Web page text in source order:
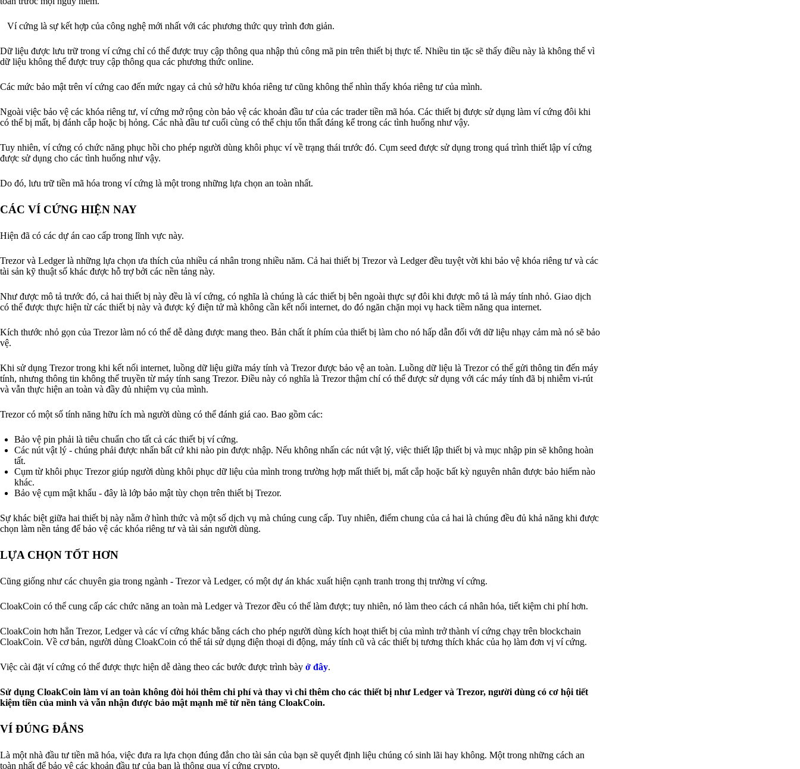
Ví cứng là sự kết hợp của công nghệ mới nhất với các phương thức quy trình đơn giản.
Dữ liệu được lưu trữ trong ví cứng chỉ có thể được truy cập thông qua nhập thủ công mã pin trên thiết bị thực tế. Nhiều tin tặc sẽ thấy điều này là không thể vì
dữ liệu không thể được truy cập thông qua các phương thức online.
Các mức bảo mật trên ví cứng cao đến mức ngay cả chủ sở hữu khóa riêng tư cũng không thể nhìn thấy khóa riêng tư của mình.
Ngoài việc bảo vệ các khóa riêng tư, ví cứng mở rộng còn bảo vệ các khoản đầu tư của các trader tiền mã hóa. Các thiết bị được sử dụng làm ví cứng đôi khi
có thể bị mất, bị đánh cắp hoặc bị hỏng. Các nhà đầu tư cuối cùng có thể chịu tổn thất đáng kể trong các tình huống như vậy.
Tuy nhiên, ví cứng có chức năng phục hồi cho phép người dùng khôi phục ví về trạng thái trước đó. Cụm seed được sử dụng trong quá trình thiết lập ví cứng
được sử dụng cho các tình huống như vậy.
Do đó, lưu trữ tiền mã hóa trong ví cứng là một trong những lựa chọn an toàn nhất.
CÁC VÍ CỨNG HIỆN NAY
Hiện đã có các dự án cao cấp trong lĩnh vực này.
Trezor và Ledger là những lựa chọn ưa thích của nhiều cá nhân trong nhiều năm. Cả hai thiết bị Trezor và Ledger đều tuyệt vời khi bảo vệ khóa riêng tư và các
tài sản kỹ thuật số khác được hỗ trợ bởi các nền tảng này.
Như được mô tả trước đó, cả hai thiết bị này đều là ví cứng, có nghĩa là chúng là các thiết bị bên ngoài thực sự đôi khi được mô tả là máy tính nhỏ. Giao dịch
có thể được thực hiện từ các thiết bị này và được ký điện tử mà không cần kết nối internet, do đó ngăn chặn mọi vụ hack tiềm năng qua internet.
Kích thước nhỏ gọn của Trezor làm nó có thể dễ dàng được mang theo. Bản chất ít phím của thiết bị làm cho nó hấp dẫn đối với dữ liệu nhạy cảm mà nó sẽ bảo
vệ.
Khi sử dụng Trezor trong khi kết nối internet, luồng dữ liệu giữa máy tính và Trezor được bảo vệ an toàn. Luồng dữ liệu là Trezor có thể gửi thông tin đến máy
tính, nhưng thông tin không thể truyền từ máy tính sang Trezor. Điều này có nghĩa là Trezor thậm chí có thể được sử dụng với các máy tính đã bị nhiễm vi-rút
và vẫn thực hiện an toàn và đầy đủ nhiệm vụ của mình.
Trezor có một số tính năng hữu ích mà người dùng có thể đánh giá cao. Bao gồm các:
Bảo vệ pin phải là tiêu chuẩn cho tất cả các thiết bị ví cứng.
Các nút vật lý - chúng phải được nhấn bất cứ khi nào pin được nhập. Nếu không nhấn các nút vật lý, việc thiết lập thiết bị và mục nhập pin sẽ không hoàn
tất.
Cụm từ khôi phục Trezor giúp người dùng khôi phục dữ liệu của mình trong trường hợp mất thiết bị, mất cắp hoặc bất kỳ nguyên nhân được bảo hiểm nào
khác.
Bảo vệ cụm mật khẩu - đây là lớp bảo mật tùy chọn trên thiết bị Trezor.
Sự khác biệt giữa hai thiết bị này nằm ở hình thức và một số dịch vụ mà chúng cung cấp. Tuy nhiên, điểm chung của cả hai là chúng đều đủ khả năng khi được
chọn làm nền tảng để bảo vệ các khóa riêng tư và tài sản người dùng.
LỰA CHỌN TỐT HƠN
Cũng giống như các chuyên gia trong ngành - Trezor và Ledger, có một dự án khác xuất hiện cạnh tranh trong thị trường ví cứng.
CloakCoin có thể cung cấp các chức năng an toàn mà Ledger và Trezor đều có thể làm được; tuy nhiên, nó làm theo cách cá nhân hóa, tiết kiệm chi phí hơn.
CloakCoin hơn hẳn Trezor, Ledger và các ví cứng khác bằng cách cho phép người dùng kích hoạt thiết bị của mình trở thành ví cứng chạy trên blockchain
CloakCoin. Về cơ bản, người dùng CloakCoin có thể tái sử dụng điện thoại di động, máy tính cũ và các thiết bị tương thích khác của họ làm đơn vị ví cứng.
Việc cài đặt ví cứng có thể được thực hiện dễ dàng theo các bước được trình bày ở đây.
Sử dụng CloakCoin làm ví an toàn không đòi hỏi thêm chi phí và thay vì chi thêm cho các thiết bị như Ledger và Trezor, người dùng có cơ hội tiết
kiệm tiền của mình và vẫn nhận được bảo mật mạnh mẽ từ nền tảng CloakCoin.
VÍ ĐÚNG ĐẮNS
Là một nhà đầu tư tiền mã hóa, việc đưa ra lựa chọn đúng đắn cho tài sản của bạn sẽ quyết định liệu chúng có sinh lãi hay không. Một trong những cách an
toàn nhất để bảo vệ các khoản đầu tư của bạn là thông qua ví cứng crypto.